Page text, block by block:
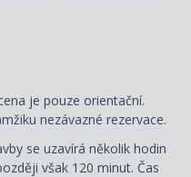
je pouze orientační.
nezávazné rezervace.
se uzavírá několik hodin
však 120 minut. Čas